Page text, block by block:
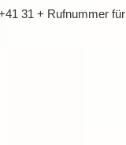
31 + Rufnummer